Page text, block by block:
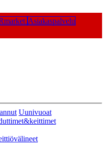
Asiakaspalvelu
Uunivuoat